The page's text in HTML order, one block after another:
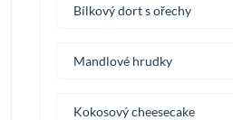
Bílkový dort s ořechy
Mandlové hrudky
Kokosový cheesecake